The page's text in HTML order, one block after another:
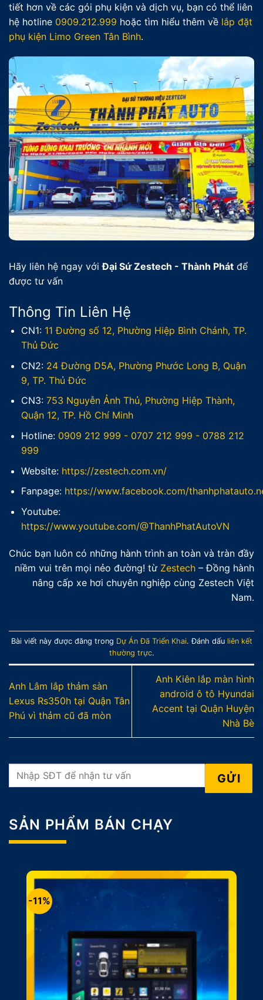
tiết hơn về các gói phụ kiện và dịch vụ, bạn có thể liên
hệ hotline 0909.212.999 hoặc tìm hiểu thêm về lắp đặt
phụ kiện Limo Green Tân Bình.
Hãy liên hệ ngay vớiĐại Sứ Zestech - Thành Phát để
được tư vấn
Thông Tin Liên Hệ
CN1: 11 Đường số 12, Phường Hiệp Bình Chánh, TP.
Thủ Đức
CN2: 24 Đường D5A, Phường Phước Long B, Quận
9, TP. Thủ Đức
CN3: 753 Nguyễn Ảnh Thủ, Phường Hiệp Thành,
Quận 12, TP. Hồ Chí Minh
Hotline: 0909 212 999 - 0707 212 999 - 0788 212
999
Website: https://zestech.com.vn/
Fanpage: https://www.facebook.com/
Youtube:
https://www.youtube.com/@ThanhPhatAutoVN
Chúc bạn luôn có những hành trình an toàn và tràn đầy
niềm vui trên mọi nẻo đường! từ Zestech – Đồng hành
nâng cấp xe hơi chuyên nghiệp cùng Zestech Việt
Nam.
Bài viết này được đăng trong Dự Án Đã Triển Khai. Đánh dấu liên kết
thường trực.
Anh Lâm lắp thảm sàn
Lexus Rs350h tại Quận Tân
Phú vì thảm cũ đã mòn
Anh Kiên lắp màn hình
android ô tô Hyundai
Accent tại Quận Huyện
Nhà Bè
SẢN PHẨM BÁN CHẠY
-11%